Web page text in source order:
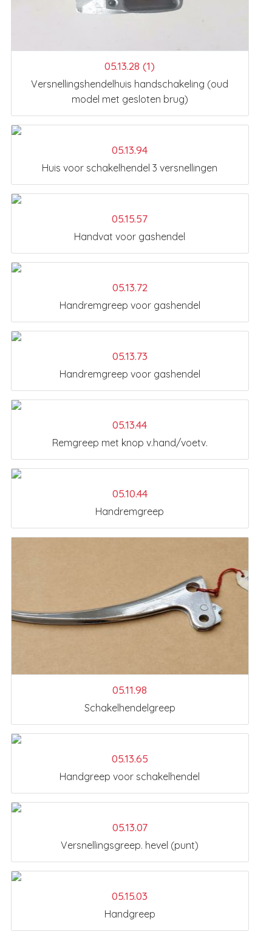
05.13.28 (1)
Versnellingshendelhuis handschakeling (oud
model met gesloten brug)
05.13.94
Huis voor schakelhendel 3 versnellingen
05.15.57
Handvat voor gashendel
05.13.72
Handremgreep voor gashendel
05.13.73
Handremgreep voor gashendel
05.13.44
Remgreep met knop v.hand/voetv.
05.10.44
Handremgreep
05.11.98
Schakelhendelgreep
05.13.65
Handgreep voor schakelhendel
05.13.07
Versnellingsgreep. hevel (punt)
05.15.03
Handgreep